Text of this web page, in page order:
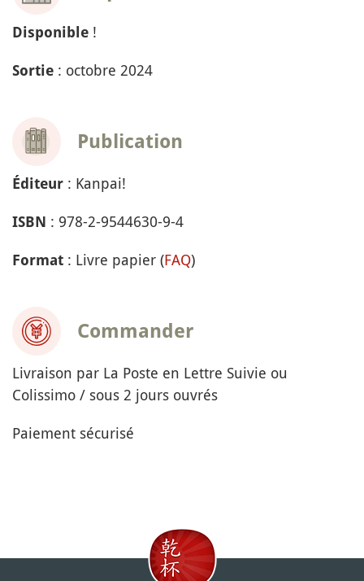
Disponible !
Sortie : octobre 2024
Publication
Éditeur : Kanpai!
ISBN : 978-2-9544630-9-4
Format : Livre papier (FAQ)
Commander
Livraison par La Poste en Lettre Suivie ou
Colissimo / sous 2 jours ouvrés
Paiement sécurisé